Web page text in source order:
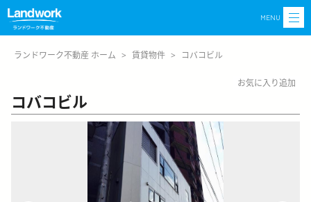
MENU
ランドワーク不動産 ホーム > 賃貸物件 > コバコビル
お気に入り追加
コバコビル